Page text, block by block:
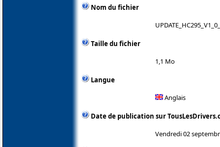
Nom du fichier
Taille du fichier
1,1 Mo
Langue
Anglais
Date de publication sur
Vendredi 02